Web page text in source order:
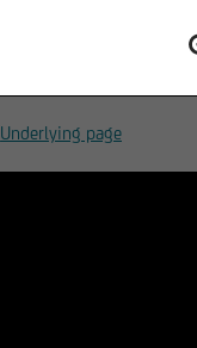
Underlying page